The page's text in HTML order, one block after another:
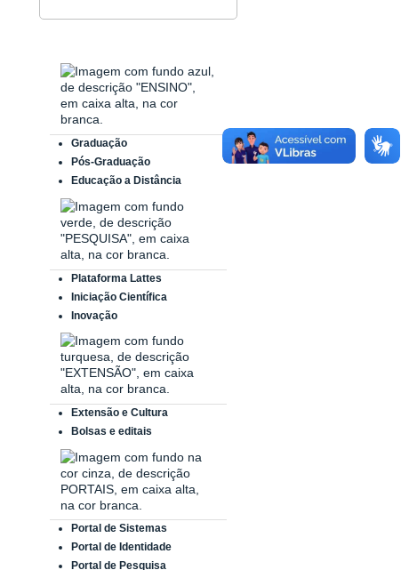
Graduação
Pós-Graduação
Educação a Distância
Plataforma Lattes
Iniciação Científica
Inovação
Extensão e Cultura
Bolsas e editais
Portal de Sistemas
Portal de Identidade
Portal de Pesquisa